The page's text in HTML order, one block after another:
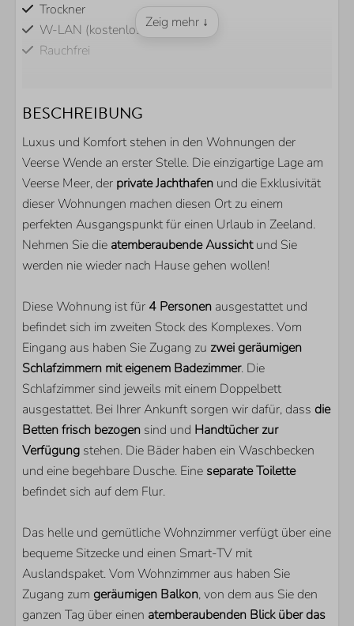
Trockner
W-LAN (kostenlos)
Rauchfrei
BADEZIMMER
Begehbare Dusche
Gästetoilette
AUSSENBEREICH
Abstellraum für Fahrräder
Terrasse
Eigener Bootssteg
KÜCHE
Kühlschrank mit Gefrierfach
Nespresso Kaffeemachine
Geschirrspülmaschine
Quooker
LAGE
Direkt am Veerse Meer
In 2. Stock
Zeig mehr ↓
BESCHREIBUNG
Luxus und Komfort stehen in den Wohnungen der
Veerse Wende an erster Stelle. Die einzigartige Lage am
Veerse Meer, der private Jachthafen und die Exklusivität
dieser Wohnungen machen diesen Ort zu einem
perfekten Ausgangspunkt für einen Urlaub in Zeeland.
Nehmen Sie die atemberaubende Aussichtund Sie
werden nie wieder nach Hause gehen wollen!
Diese Wohnung ist für 4 Personen ausgestattet und
befindet sich im zweiten Stock des Komplexes. Vom
Eingang aus haben Sie Zugang zu zwei geräumigen
Schlafzimmern mit eigenem Badezimmer. Die
Schlafzimmer sind jeweils mit einem Doppelbett
ausgestattet. Bei Ihrer Ankunft sorgen wir dafür, dass die
Betten frisch bezogen sind und Handtücher zur
Verfügung stehen. Die Bäder haben ein Waschbecken
und eine begehbare Dusche. Eine separate Toilette
befindet sich auf dem Flur.
Das helle und gemütliche Wohnzimmer verfügt über eine
bequeme Sitzecke und einen Smart-TV mit
Auslandspaket. Vom Wohnzimmer aus haben Sie
Zugang zum geräumigen Balkon, von dem aus Sie den
ganzen Tag über einen atemberaubenden Blick über das